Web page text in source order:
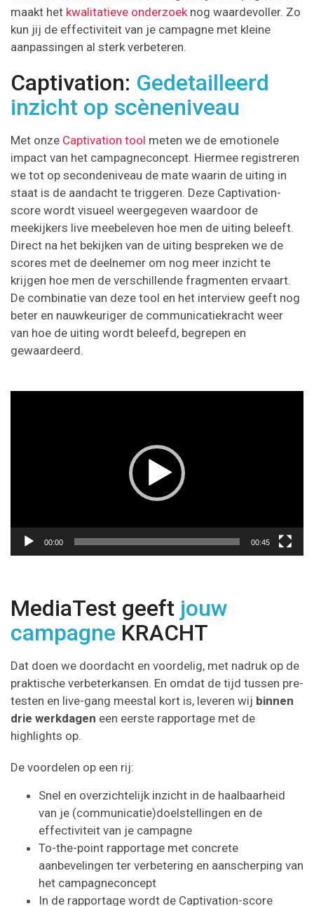
maakt het kwalitatieve onderzoek nog waardevoller. Zo
kun jij de effectiviteit van je campagne met kleine
aanpassingen al sterk verbeteren.
Captivation: Gedetailleerd
inzicht op scèneniveau
Met onze Captivation tool meten we de emotionele
impact van het campagneconcept. Hiermee registreren
we tot op secondeniveau de mate waarin de uiting in
staat is de aandacht te triggeren. Deze Captivation-
score wordt visueel weergegeven waardoor de
meekijkers live meebeleven hoe men de uiting beleeft.
Direct na het bekijken van de uiting bespreken we de
scores met de deelnemer om nog meer inzicht te
krijgen hoe men de verschillende fragmenten ervaart.
De combinatie van deze tool en het interview geeft nog
beter en nauwkeuriger de communicatiekracht weer
van hoe de uiting wordt beleefd, begrepen en
gewaardeerd.
00:00 00:45
MediaTest geeft jouw
campagne KRACHT
Dat doen we doordacht en voordelig, met nadruk op de
praktische verbeterkansen. En omdat de tijd tussen pre-
testen en live-gang meestal kort is, leveren wij binnen
drie werkdagen een eerste rapportage met de
highlights op.
De voordelen op een rij:
Snel en overzichtelijk inzicht in de haalbaarheid
van je (communicatie)doelstellingen en de
effectiviteit van je campagne
To-the-point rapportage met concrete
aanbevelingen ter verbetering en aanscherping van
het campagneconcept
In de rapportage wordt de Captivation-score